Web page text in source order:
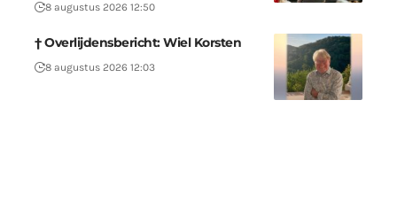
8 augustus 2026 12:50
† Overlijdensbericht: Wiel Korsten
8 augustus 2026 12:03